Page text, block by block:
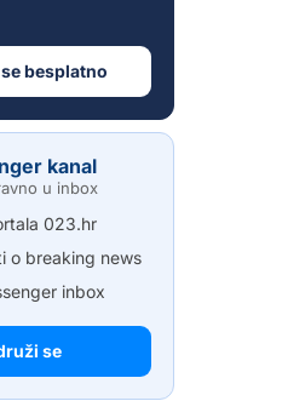
besplatno
kanal
u inbox
023.hr
o breaking news
inbox
se